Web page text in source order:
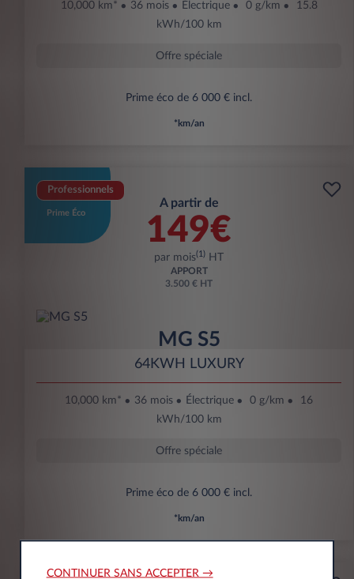
10,000 km* 36 mois Électrique 0 g/km
15.8
kWh/100 km
Offre spéciale
Prime éco de 6 000 € incl.
*km/an
Professionnels
Prime Éco
A partir de
149€
par mois(1) HT
APPORT
3.500 € HT
MG S5
64KWH LUXURY
10,000 km* 36 mois Électrique 0 g/km
16
kWh/100 km
Offre spéciale
Prime éco de 6 000 € incl.
*km/an
CONTINUER SANS ACCEPTER →